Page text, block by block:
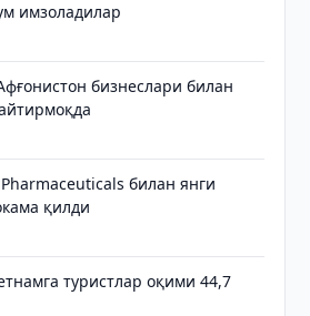
имзоладилар
бизнеслари билан
билан янги
қилди
туристлар оқими 44,7